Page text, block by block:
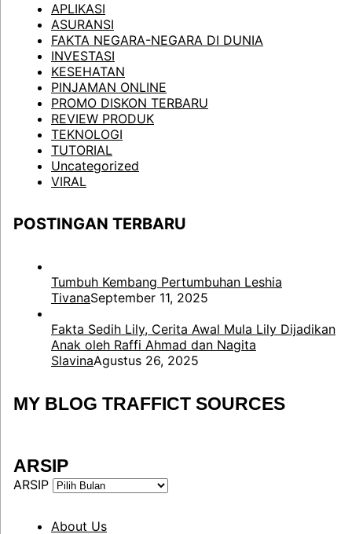
APLIKASI
ASURANSI
FAKTA NEGARA-NEGARA DI DUNIA
INVESTASI
KESEHATAN
PINJAMAN ONLINE
PROMO DISKON TERBARU
REVIEW PRODUK
TEKNOLOGI
TUTORIAL
Uncategorized
VIRAL
POSTINGAN TERBARU
Tumbuh Kembang Pertumbuhan Leshia
TivanaSeptember 11, 2025
Fakta Sedih Lily, Cerita Awal Mula Lily Dijadikan
Anak oleh Raffi Ahmad dan Nagita
SlavinaAgustus 26, 2025
MY BLOG TRAFFICT SOURCES
ARSIP
ARSIP
About Us